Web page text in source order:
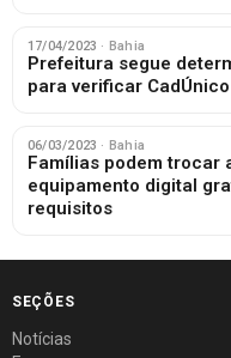
17/04/2023 · Bahia
Prefeitura segue
para verificar
06/03/2023 · Bahia
Famílias podem trocar
equipamento digital
requisitos
SEÇÕES
Notícias